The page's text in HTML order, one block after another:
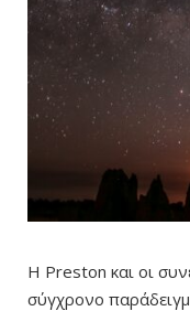
Η Preston και οι
σύγχρονο